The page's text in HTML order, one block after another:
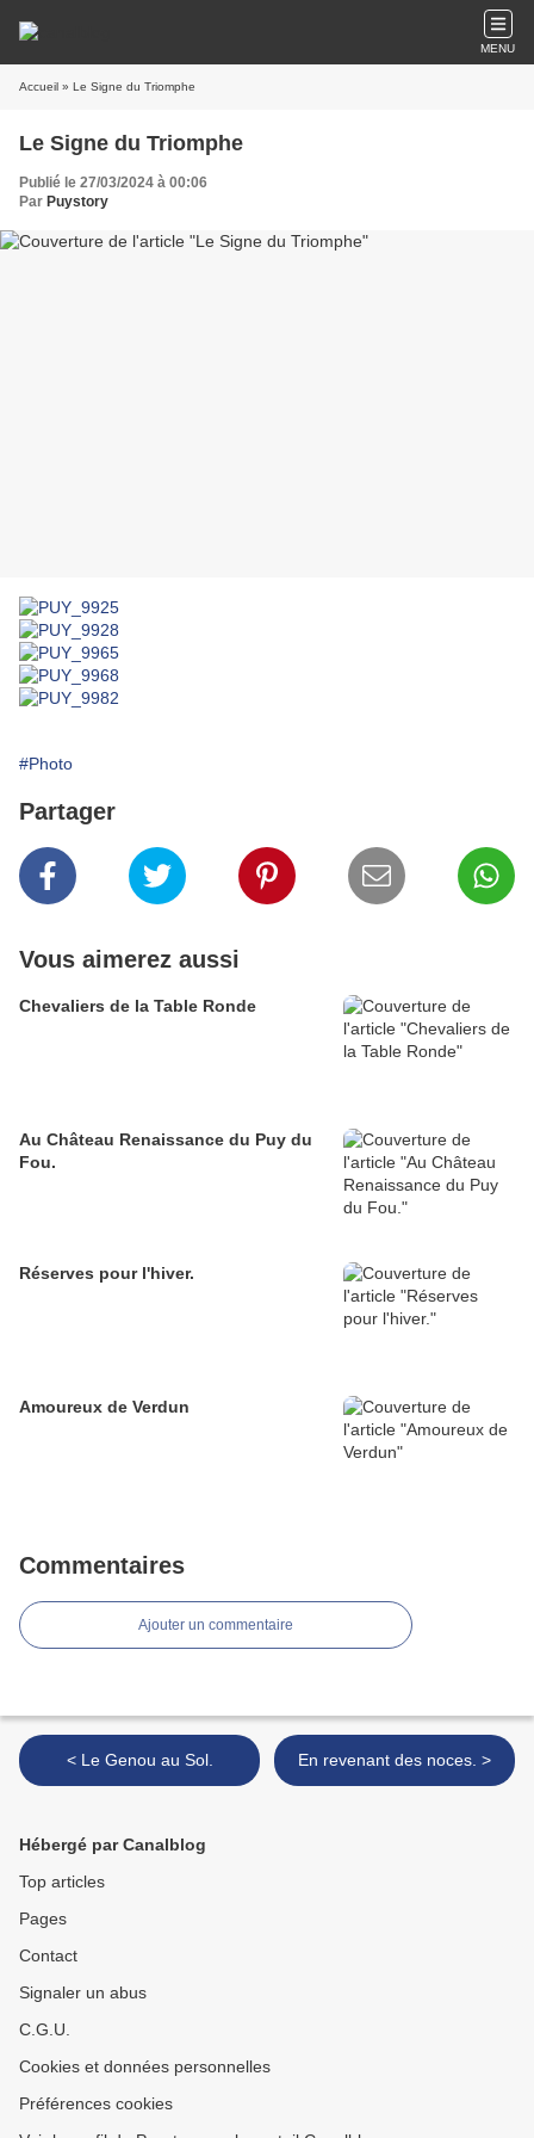
MENU
Accueil » Le Signe du Triomphe
Le Signe du Triomphe
Publié le 27/03/2024 à 00:06
Par Puystory
#Photo
Partager
Vous aimerez aussi
Chevaliers de la Table Ronde
Au Château Renaissance du Puy du
Fou.
Réserves pour l'hiver.
Amoureux de Verdun
Commentaires
Ajouter un commentaire
< Le Genou au Sol. En revenant des noces. >
Hébergé par Canalblog
Top articles
Pages
Contact
Signaler un abus
C.G.U.
Cookies et données personnelles
Préférences cookies